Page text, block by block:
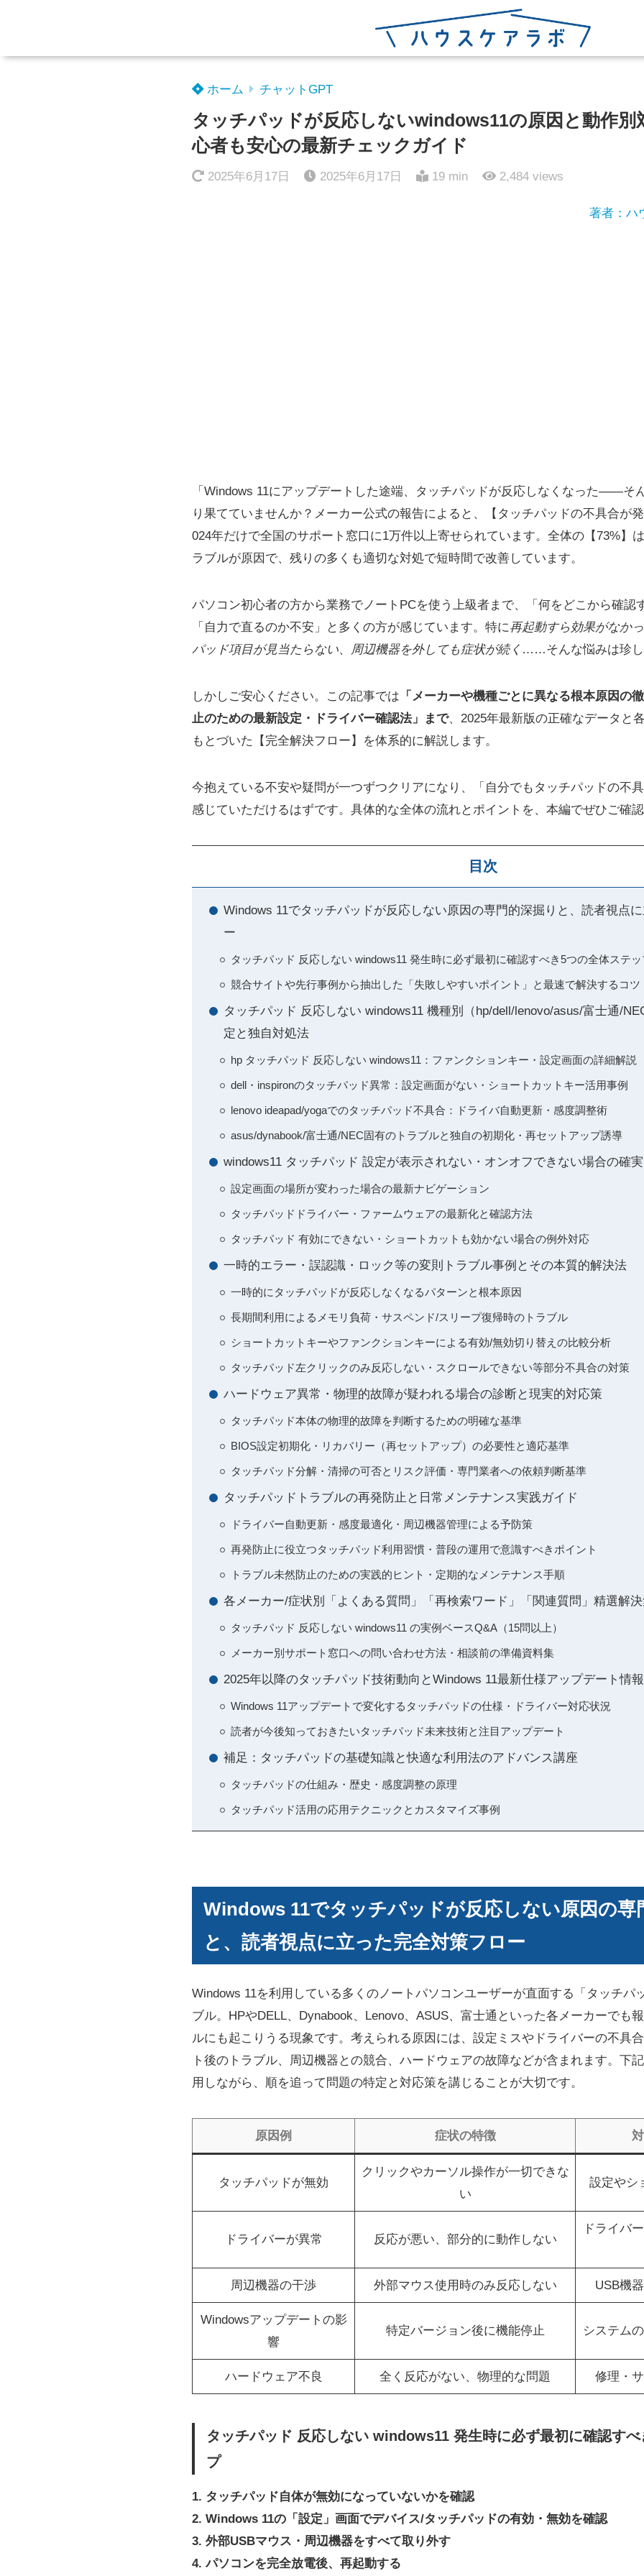
ホーム チャットGPT
タッチパッドが反応しないwindows11の原因と動作別
心者も安心の最新チェックガイド
2025年6月17日 2025年6月17日 19 min 2,484 views
著者：ハ
「Windows 11にアップデートした途端、タッチパッドが反応しなくなった――そ
り果てていませんか？メーカー公式の報告によると、【タッチパッドの不具合が
024年だけで全国のサポート窓口に1万件以上寄せられています。全体の【73%】
ラブルが原因で、残りの多くも適切な対処で短時間で改善しています。
パソコン初心者の方から業務でノートPCを使う上級者まで、「何をどこから確認
「自力で直るのか不安」と多くの方が感じています。特に再起動すら効果がなか
パッド項目が見当たらない、 周辺機器を外しても症状が続く ……そんな悩みは珍
しかしご安心ください。この記事では 「メーカーや機種ごとに異なる根本原因の
止のための最新設定・ドライバー確認法」まで、2025年最新版の正確なデータと
もとづいた【完全解決フロー】を体系的に解説します。
今抱えている不安や疑問が一つずつクリアになり、「自分でもタッチパッドの不
感じていただけるはずです。具体的な全体の流れとポイントを、本編でぜひご確
目次
Windows 11でタッチパッドが反応しない原因の専門的深掘りと、読者視点
ー
タッチパッド 反応しない windows11 発生時に必ず最初に確認すべき5つの全体ステッ
競合サイトや先行事例から抽出した「失敗しやすいポイント」と最速で解決するコツ
タッチパッド 反応しない windows11 機種別（hp/dell/lenovo/asus/富士通/
定と独自対処法
hp タッチパッド 反応しない windows11：ファンクションキー・設定画面の詳細解説
dell・inspironのタッチパッド異常：設定画面がない・ショートカットキー活用事例
lenovo ideapad/yogaでのタッチパッド不具合：ドライバ自動更新・感度調整術
asus/dynabook/富士通/NEC固有のトラブルと独自の初期化・再セットアップ誘導
windows11 タッチパッド 設定が表示されない・オンオフできない場合の確
設定画面の場所が変わった場合の最新ナビゲーション
タッチパッドドライバー・ファームウェアの最新化と確認方法
タッチパッド 有効にできない・ショートカットも効かない場合の例外対応
一時的エラー・誤認識・ロック等の変則トラブル事例とその本質的解決法
一時的にタッチパッドが反応しなくなるパターンと根本原因
長期間利用によるメモリ負荷・サスペンド/スリープ復帰時のトラブル
ショートカットキーやファンクションキーによる有効/無効切り替えの比較分析
タッチパッド左クリックのみ反応しない・スクロールできない等部分不具合の対策
ハードウェア異常・物理的故障が疑われる場合の診断と現実的対応策
タッチパッド本体の物理的故障を判断するための明確な基準
BIOS設定初期化・リカバリー（再セットアップ）の必要性と適応基準
タッチパッド分解・清掃の可否とリスク評価・専門業者への依頼判断基準
タッチパッドトラブルの再発防止と日常メンテナンス実践ガイド
ドライバー自動更新・感度最適化・周辺機器管理による予防策
再発防止に役立つタッチパッド利用習慣・普段の運用で意識すべきポイント
トラブル未然防止のための実践的ヒント・定期的なメンテナンス手順
各メーカー/症状別「よくある質問」「再検索ワード」「関連質問」精選解
タッチパッド 反応しない windows11 の実例ベースQ&A（15問以上）
メーカー別サポート窓口への問い合わせ方法・相談前の準備資料集
2025年以降のタッチパッド技術動向とWindows 11最新仕様アップデート情報
Windows 11アップデートで変化するタッチパッドの仕様・ドライバー対応状況
読者が今後知っておきたいタッチパッド未来技術と注目アップデート
補足：タッチパッドの基礎知識と快適な利用法のアドバンス講座
タッチパッドの仕組み・歴史・感度調整の原理
タッチパッド活用の応用テクニックとカスタマイズ事例
Windows 11でタッチパッドが反応しない原因の専
と、読者視点に立った完全対策フロー
Windows 11を利用している多くのノートパソコンユーザーが直面する「タッチパ
ブル。HPやDELL、Dynabook、Lenovo、ASUS、富士通といった各メーカーでも
ルにも起こりうる現象です。考えられる原因には、設定ミスやドライバーの不具
ト後のトラブル、周辺機器との競合、ハードウェアの故障などが含まれます。下
用しながら、順を追って問題の特定と対応策を講じることが大切です。
原因例 症状の特徴
タッチパッドが無効
クリックやカーソル操作が一切できな
い
設定やシ
ドライバーが異常 反応が悪い、部分的に動作しない
ドライバ
周辺機器の干渉 外部マウス使用時のみ反応しない USB機
Windowsアップデートの影
響
特定バージョン後に機能停止 システム
ハードウェア不良 全く反応がない、物理的な問題 修理・
タッチパッド 反応しない windows11 発生時に必ず最初に確認す
プ
1. タッチパッド自体が無効になっていないかを確認
2. Windows 11の「設定」画面でデバイス/タッチパッドの有効・無効を確認
3. 外部USBマウス・周辺機器をすべて取り外す
4. パソコンを完全放電後、再起動する